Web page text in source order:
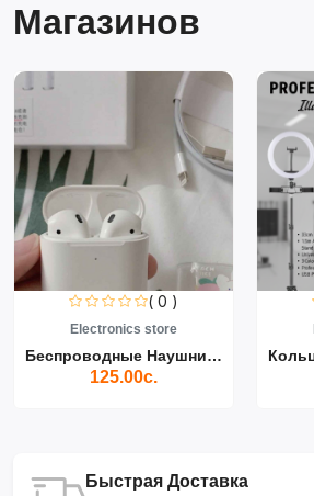
Магазинов
( 0 )
Electronics store
Беспроводные Наушники Air...
125.00с.
Быстрая Доставка